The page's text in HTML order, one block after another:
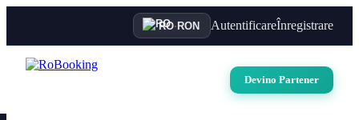
RO·RON AutentificareÎnregistrare
Devino Partener